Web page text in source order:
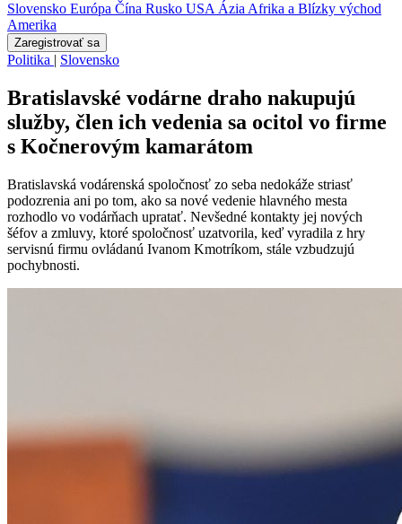
Slovensko Európa Čína Rusko USA ÁziaAfrika a Blízky východ
Amerika
Zaregistrovať sa
Politika | Slovensko
Bratislavské vodárne draho nakupujú
služby, člen ich vedenia sa ocitol vo firme
s Kočnerovým kamarátom
Bratislavská vodárenská spoločnosť zo seba nedokáže striasť
podozrenia ani po tom, ako sa nové vedenie hlavného mesta
rozhodlo vo vodárňach upratať. Nevšedné kontakty jej nových
šéfov a zmluvy, ktoré spoločnosť uzatvorila, keď vyradila z hry
servisnú firmu ovládanú Ivanom Kmotríkom, stále vzbudzujú
pochybnosti.